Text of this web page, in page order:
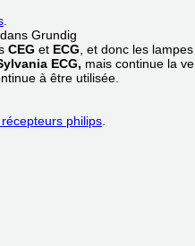
Grundig
CEG et ECG , et donc les
ECG, mais continue la
à être utilisée.
philips